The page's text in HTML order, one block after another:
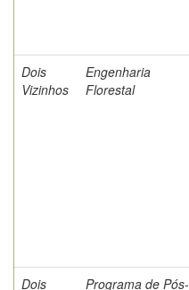
Dois
Vizinhos
Engenharia
Florestal
Dois
Programa de Pós-